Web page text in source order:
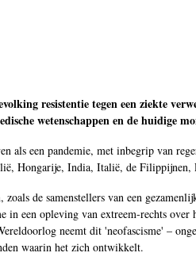
resistentie tegen een ziekte
wetenschappen en de huidige
als een pandemie, met inbegrip van
Hongarije, India, Italië, de Filippijnen,
de samenstellers van een
een opleving van extreem-rechts
neemt dit 'neofascisme' –
waarin het zich ontwikkelt.